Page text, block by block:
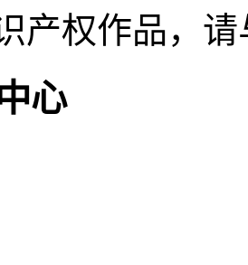
产权作品，
心